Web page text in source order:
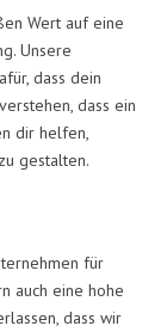
Wert auf eine
Unsere
dass dein
dass ein
dir helfen,
gestalten.
für
auch eine hohe
dass wir